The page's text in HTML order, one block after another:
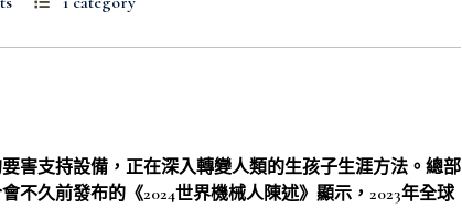
害支持設備，正在深入轉變人類的生孩子生涯方法。總部
不久前發布的《2024世界機械人陳述》顯示，2023年全球